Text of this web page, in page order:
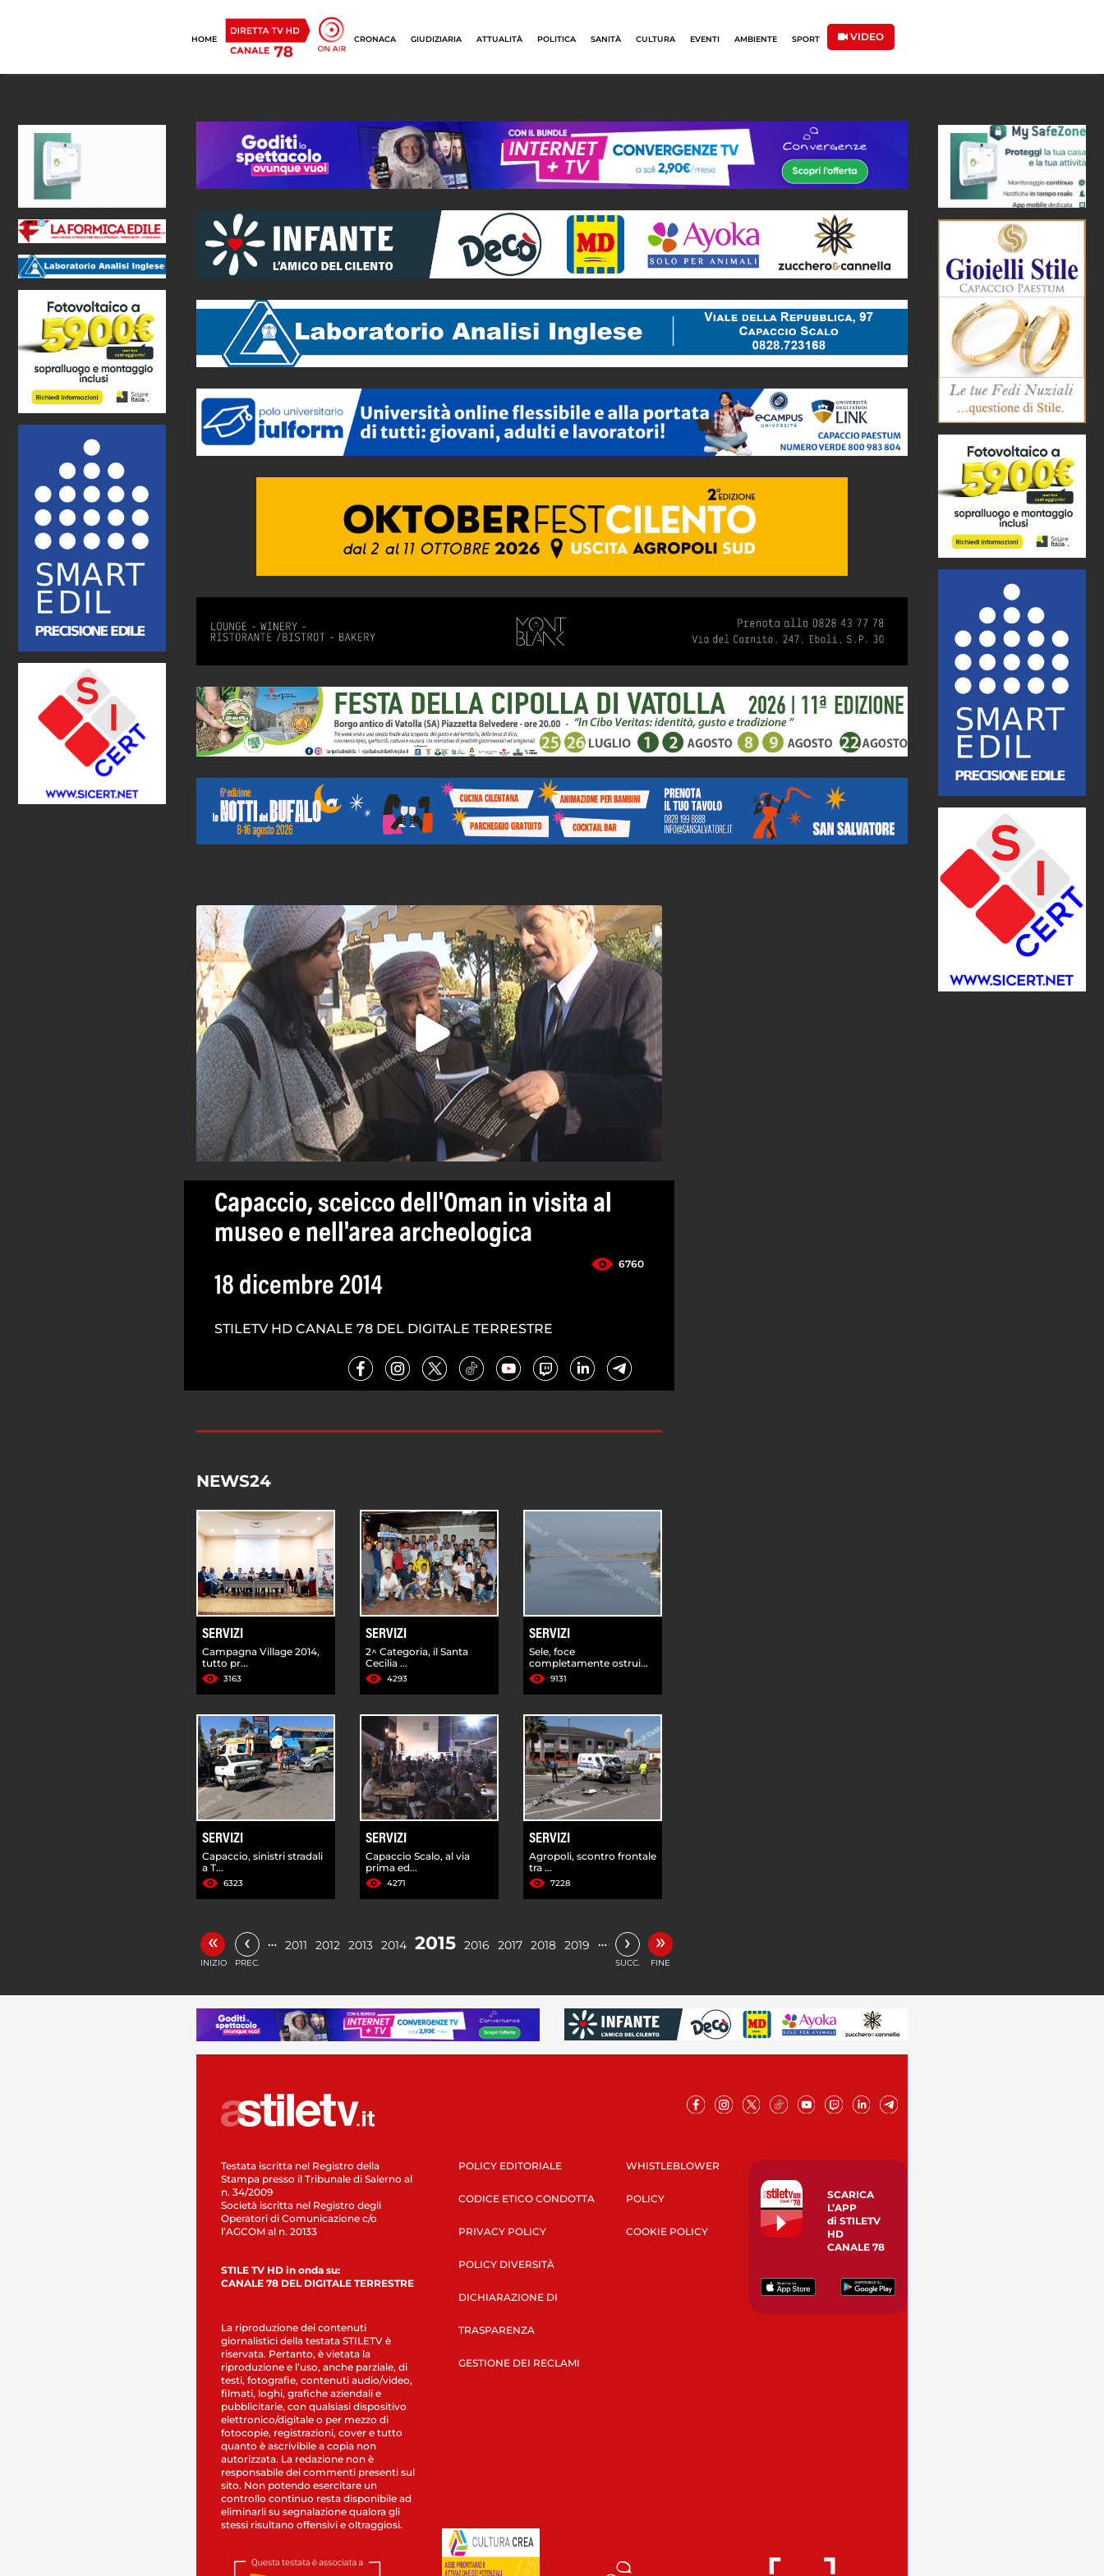
HOME CRONACA GIUDIZIARIA ATTUALITÀ POLITICA SANITÀ CULTURA EVENTI AMBIENTE SPORT VIDEO
Capaccio, sceicco dell'Oman in visita al
museo e nell'area archeologica
6760
18 dicembre 2014
STILETV HD CANALE 78 DEL DIGITALE TERRESTRE
NEWS24
SERVIZI
Campagna Village 2014,
tutto pr...
3163
SERVIZI
2^ Categoria, il Santa
Cecilia ...
4293
SERVIZI
Sele, foce
completamente ostrui...
9131
SERVIZI
Capaccio, sinistri stradali
a T...
6323
SERVIZI
Capaccio Scalo, al via
prima ed...
4271
SERVIZI
Agropoli, scontro frontale
tra ...
7228
«
INIZIO
‹
PREC.
… 2011 2012 2013 2014 2015 2016 2017 2018 2019 … ›
SUCC.
»
FINE
Testata iscritta nel Registro della
Stampa presso il Tribunale di Salerno al
n. 34/2009
Società iscritta nel Registro degli
Operatori di Comunicazione c/o
l’AGCOM al n. 20133
STILE TV HD in onda su:
CANALE 78 DEL DIGITALE TERRESTRE
La riproduzione dei contenuti
giornalistici della testata STILETV è
riservata. Pertanto, è vietata la
riproduzione e l’uso, anche parziale, di
testi, fotografie, contenuti audio/video,
filmati, loghi, grafiche aziendali e
pubblicitarie, con qualsiasi dispositivo
elettronico/digitale o per mezzo di
fotocopie, registrazioni, cover e tutto
quanto è ascrivibile a copia non
autorizzata. La redazione non è
responsabile dei commenti presenti sul
sito. Non potendo esercitare un
controllo continuo resta disponibile ad
eliminarli su segnalazione qualora gli
stessi risultano offensivi e oltraggiosi.
POLICY EDITORIALE
CODICE ETICO CONDOTTA
PRIVACY POLICY
POLICY DIVERSITÀ
DICHIARAZIONE DI
TRASPARENZA
GESTIONE DEI RECLAMI
WHISTLEBLOWER
POLICY
COOKIE POLICY
SCARICA
L’APP
di STILETV
HD
CANALE 78